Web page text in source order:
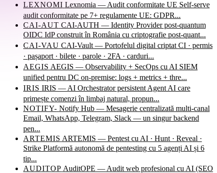
LEXNOMI Lexnomia — Audit conformitate UE Self-serve
audit conformitate pe 7+ regulamente UE: GDPR...
CAI-AUT CAI-AUTH — Identity Provider post-quantum
OIDC IdP construit în România cu criptografie post-quant...
CAI-VAU CAI-Vault — Portofelul digital criptat CI · permis
· pașaport · bilete · parole · 2FA · carduri...
AEGIS AEGIS — Observability + SecOps cu AI SIEM
unified pentru DC on-premise: logs + metrics + thre...
IRIS IRIS — AI Orchestrator persistent Agent AI care
primește comenzi în limbaj natural, propun...
NOTIFY- Notify Hub — Mesagerie centralizată multi-canal
Email, WhatsApp, Telegram, Slack — un singur backend
pen...
ARTEMIS ARTEMIS — Pentest cu AI · Hunt · Reveal ·
Strike Platformă autonomă de pentesting cu 5 agenți AI și 6
tip...
AUDITOP AuditOPE — Audit web profesional cu AI (SEO